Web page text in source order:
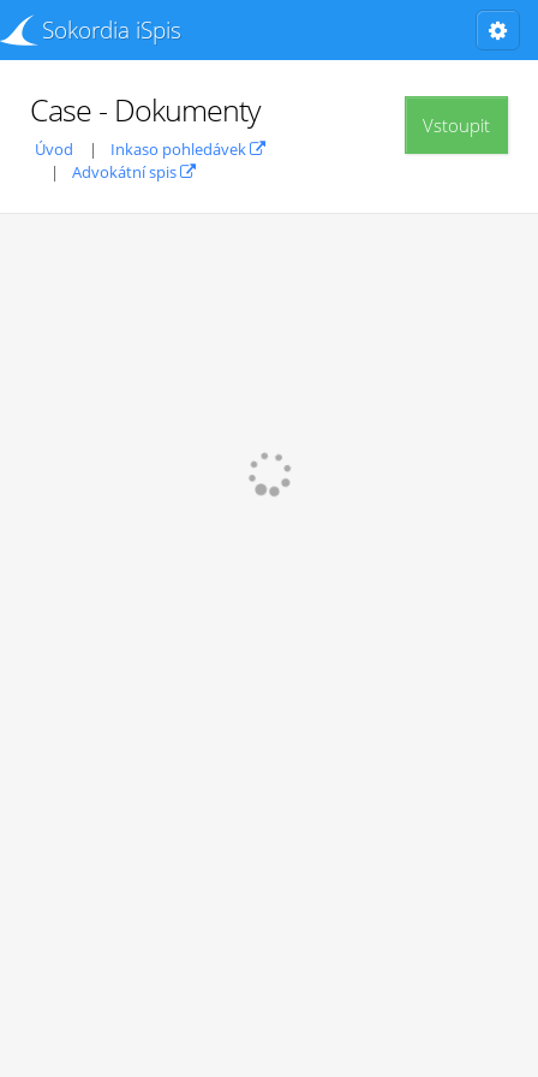
Sokordia iSpis
Vstoupit
Case - Dokumenty
Úvod
Inkaso pohledávek
Advokátní spis